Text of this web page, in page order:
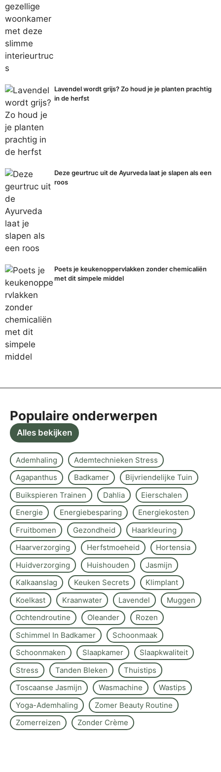
Lavendel wordt grijs? Zo houd je je planten prachtig
in de herfst
Deze geurtruc uit de Ayurveda laat je slapen als een
roos
Poets je keukenoppervlakken zonder chemicaliën
met dit simpele middel
Populaire onderwerpen
Alles bekijken
Ademhaling
Ademtechnieken Stress
Agapanthus
Badkamer
Bijvriendelijke Tuin
Buikspieren Trainen
Dahlia
Eierschalen
Energie
Energiebesparing
Energiekosten
Fruitbomen
Gezondheid
Haarkleuring
Haarverzorging
Herfstmoeheid
Hortensia
Huidverzorging
Huishouden
Jasmijn
Kalkaanslag
Keuken Secrets
Klimplant
Koelkast
Kraanwater Lavendel
Muggen
Ochtendroutine
Oleander
Rozen
Schimmel In Badkamer
Schoonmaak
Schoonmaken
Slaapkamer
Slaapkwaliteit
Stress
Tanden Bleken
Thuistips
Toscaanse Jasmijn
Wasmachine
Wastips
Yoga-Ademhaling
Zomer Beauty Routine
Zomerreizen
Zonder Crème